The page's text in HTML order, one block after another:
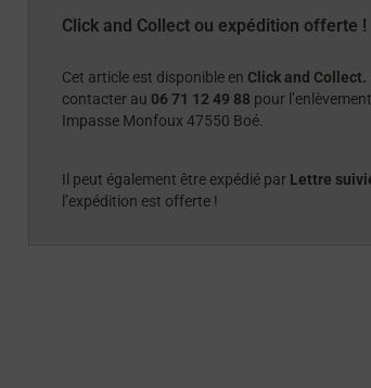
Click and Collect ou expédition offerte !
Cet article est disponible en Click and Collect.
contacter au 06 71 12 49 88 pour
Impasse Monfoux 47550 Boé.
Il peut également être expédié par Lettre
l’expédition est offerte !